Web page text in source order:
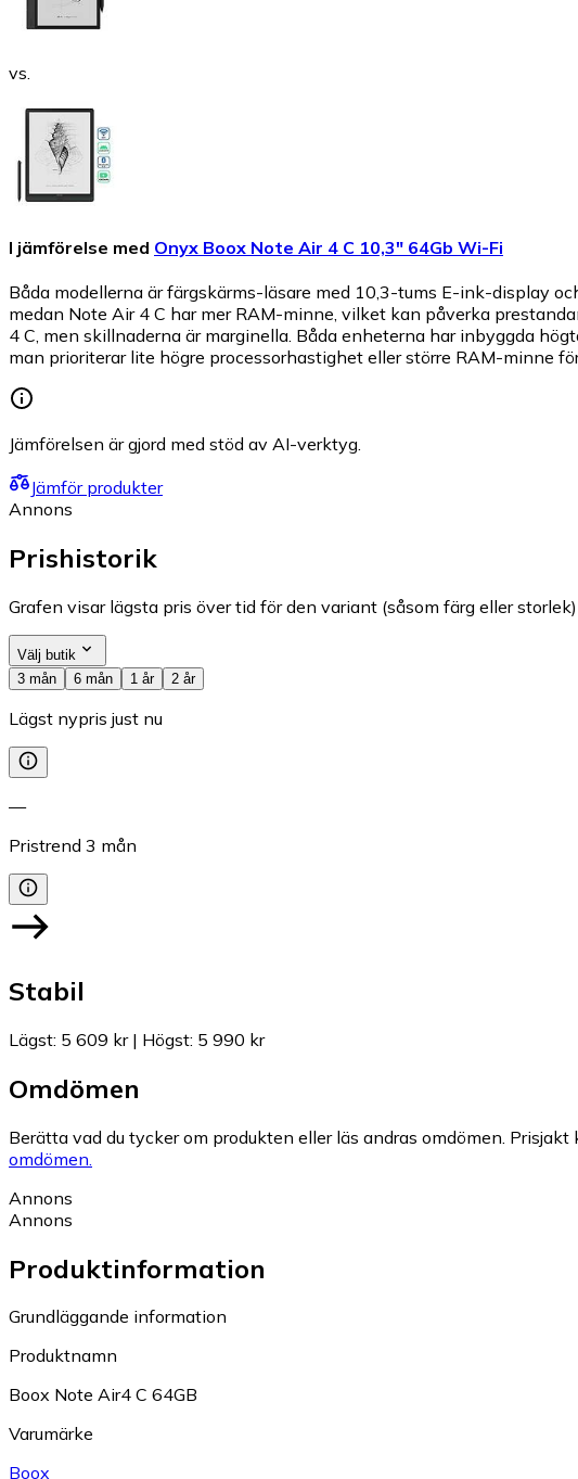
vs.
I jämförelse med Onyx Boox Note Air 4 C 10,3" 64Gb Wi-Fi
Båda modellerna är färgskärms-läsare med 10,3-tums E-ink-display
medan Note Air 4 C har mer RAM-minne, vilket kan påverka
4 C, men skillnaderna är marginella. Båda enheterna har inbyggda
man prioriterar lite högre processorhastighet eller större RAM-minne
Jämförelsen är gjord med stöd av AI-verktyg.
Jämför produkter
Annons
Prishistorik
Grafen visar lägsta pris över tid för den variant (såsom färg eller
Välj butik
3 mån
6 mån 1 år 2 år
Lägst nypris just nu
—
Pristrend 3 mån
Stabil
Lägst: 5 609 kr| Högst: 5 990 kr
Omdömen
Berätta vad du tycker om produkten eller läs andras omdömen.
omdömen.
Annons
Annons
Produktinformation
Grundläggande information
Produktnamn
Boox Note Air4 C 64GB
Varumärke
Boox